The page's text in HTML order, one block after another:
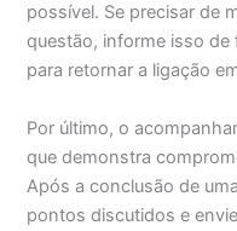
possível. Se precisar de
questão, informe isso
para retornar a ligação
Por último, o
que demonstra
Após a conclusão de
pontos discutidos e